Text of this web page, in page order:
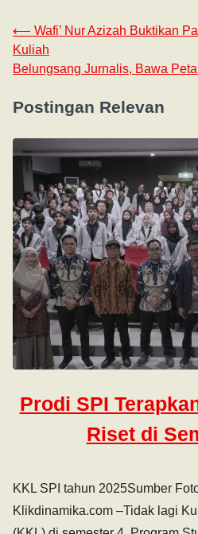
⟵ Wafi’ Nur Azizah Buktikan
Kuliah
Belungsang Jurnalis, Bawa
Postingan Relevan
Prodi SPI
Riset di
KKL SPI tahun 2025Sumber
Klikdinamika.com –Tidak lagi